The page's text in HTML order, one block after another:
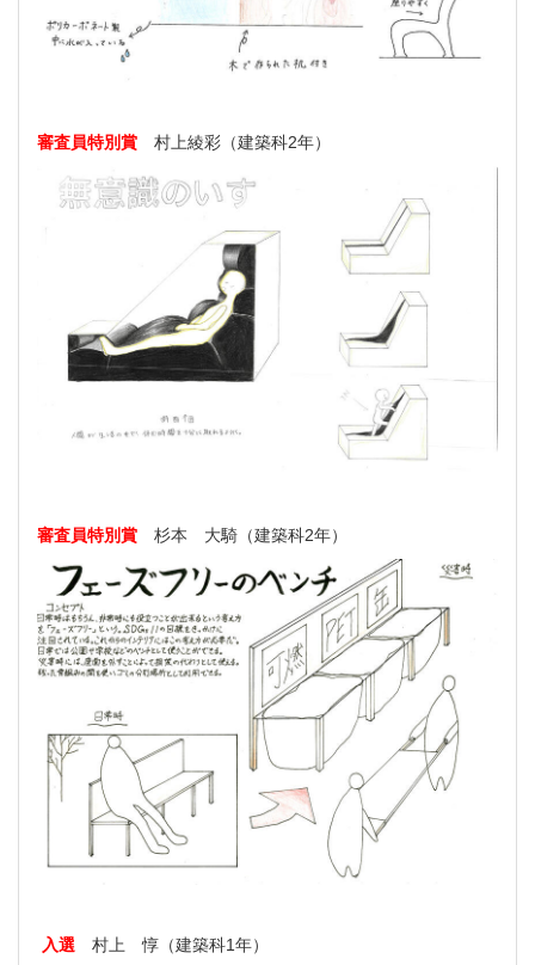
審査員特別賞 村上綾彩（建築科2年）
審査員特別賞 杉本 大騎（建築科2年）
入選 村上 惇（建築科1年）